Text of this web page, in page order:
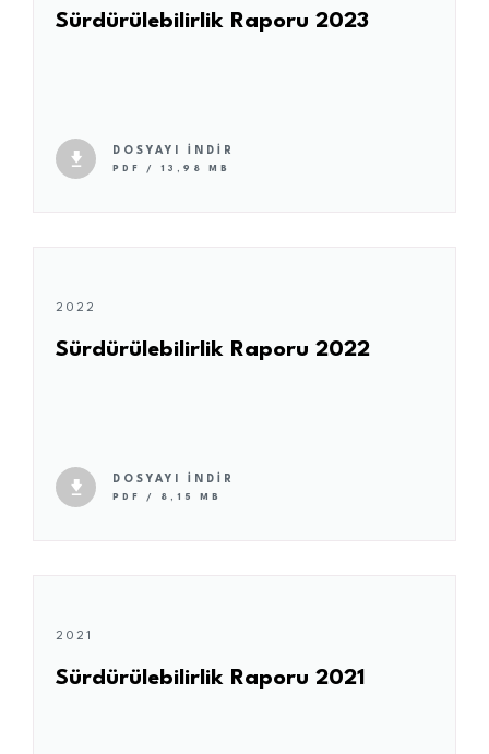
Sürdürülebilirlik Raporu 2023
DOSYAYI İNDİR
PDF / 13,98 MB
2022
Sürdürülebilirlik Raporu 2022
DOSYAYI İNDİR
PDF / 8,15 MB
2021
Sürdürülebilirlik Raporu 2021